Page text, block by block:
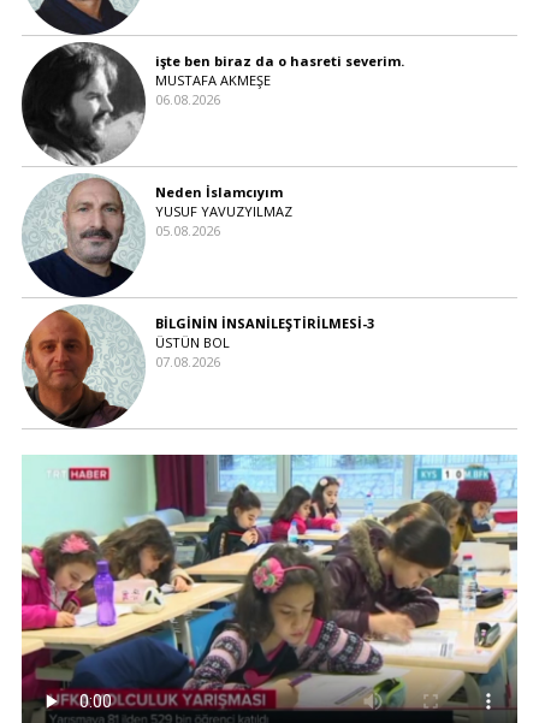
işte ben biraz da o hasreti severim.
MUSTAFA AKMEŞE
06.08.2026
Neden İslamcıyım
YUSUF YAVUZYILMAZ
05.08.2026
BİLGİNİN İNSANİLEŞTİRİLMESİ-3
ÜSTÜN BOL
07.08.2026